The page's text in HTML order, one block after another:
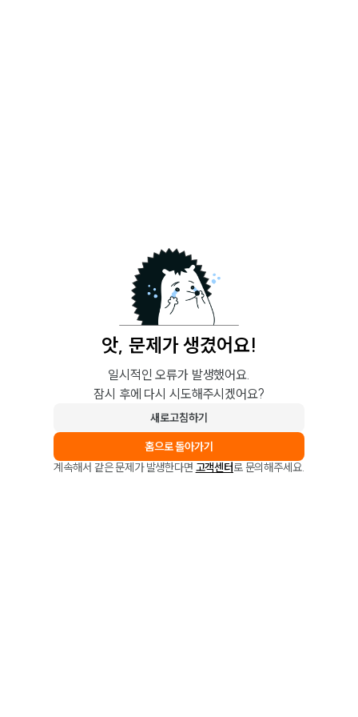
앗, 문제가 생겼어요!
일시적인 오류가 발생했어요.
잠시 후에 다시 시도해주시겠어요?
새로고침하기
홈으로 돌아가기
계속해서 같은 문제가 발생한다면 고객센터로 문의해주세요.